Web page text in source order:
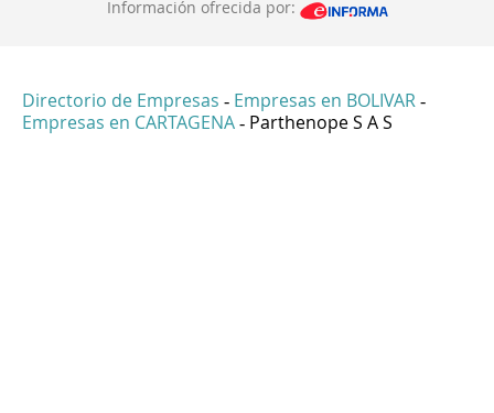
Información ofrecida por:
Directorio de Empresas - Empresas en BOLIVAR -
Empresas en CARTAGENA - Parthenope S A S